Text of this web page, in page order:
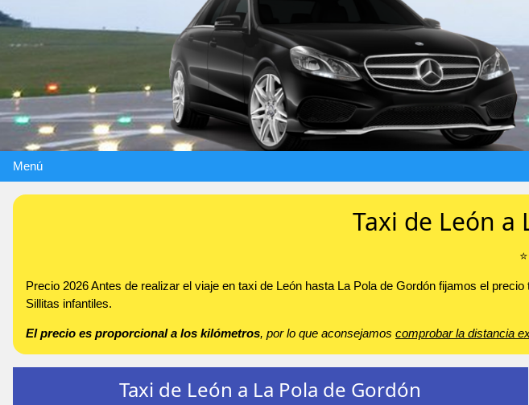
Menú
Taxi de León a
Precio 2026 Antes de realizar el viaje en taxi de León hasta La Pola de Gordón fijamos el
Sillitas infantiles.
El precio es proporcional a los kilómetros, por lo que aconsejamos comprobar la distancia
Taxi de León a La Pola de Gordón